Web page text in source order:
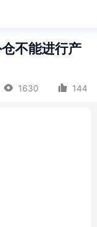
不能进行产
1630 144